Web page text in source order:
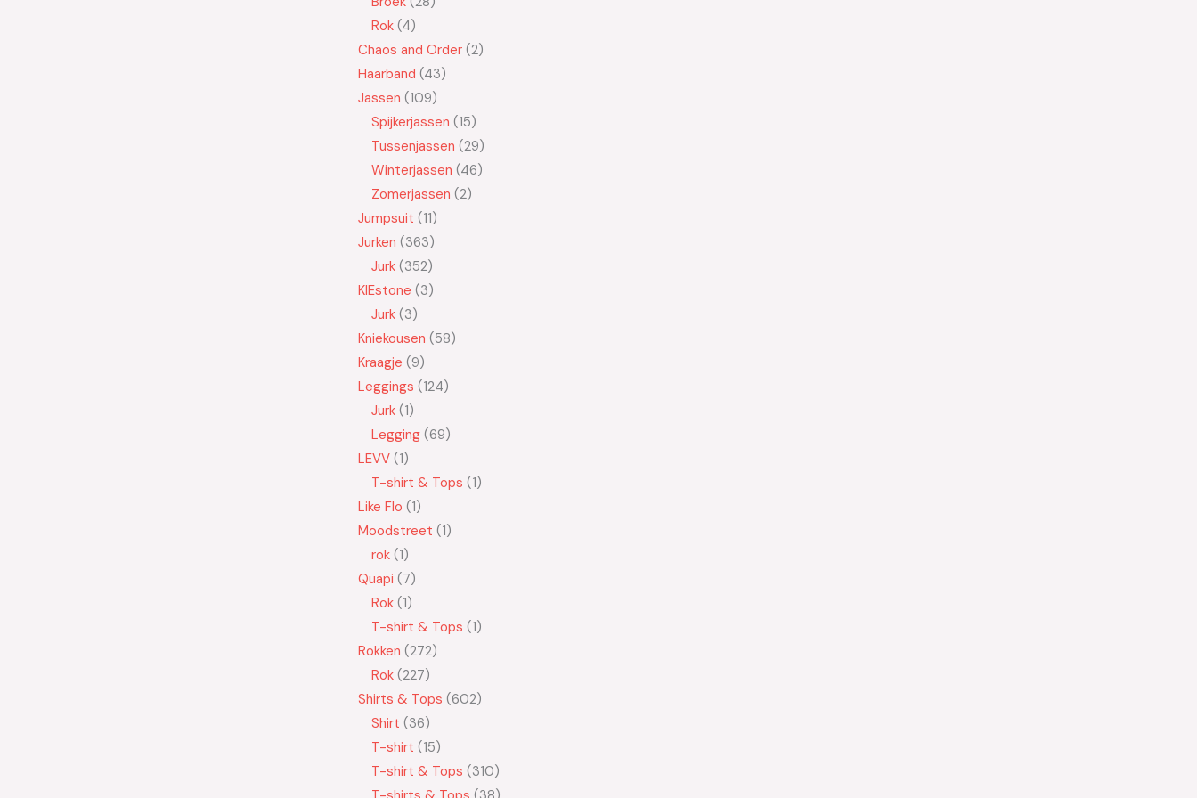
Rok 4
Chaos and Order 2
Haarband 43
Jassen 109
Spijkerjassen 15
Tussenjassen 29
Winterjassen 46
Zomerjassen 2
Jumpsuit 11
Jurken 363
Jurk 352
KIEstone 3
Jurk 3
Kniekousen 58
Kraagje 9
Leggings 124
Jurk 1
Legging 69
LEVV 1
T-shirt & Tops 1
Like Flo 1
Moodstreet 1
rok 1
Quapi 7
Rok 1
T-shirt & Tops 1
Rokken 272
Rok 227
Shirts & Tops 602
Shirt 36
T-shirt 15
T-shirt & Tops 310